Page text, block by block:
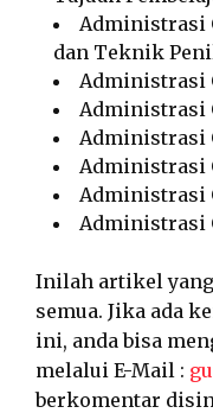
Administrasi
dan Teknik
Administrasi
Administrasi
Administrasi
Administrasi
Administrasi
Administrasi
Inilah artikel
semua. Jika ada
ini, anda bisa
melalui E-Mail :
berkomentar